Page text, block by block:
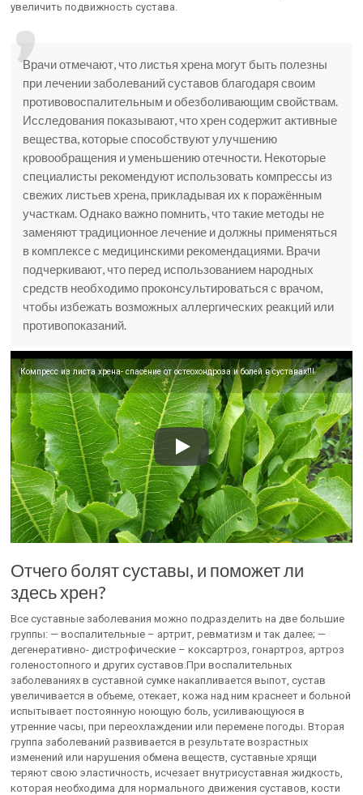
увеличить подвижность сустава.
Врачи отмечают, что листья хрена могут быть полезны
при лечении заболеваний суставов благодаря своим
противовоспалительным и обезболивающим свойствам.
Исследования показывают, что хрен содержит активные
вещества, которые способствуют улучшению
кровообращения и уменьшению отечности. Некоторые
специалисты рекомендуют использовать компрессы из
свежих листьев хрена, прикладывая их к поражённым
участкам. Однако важно помнить, что такие методы не
заменяют традиционное лечение и должны применяться
в комплексе с медицинскими рекомендациями. Врачи
подчеркивают, что перед использованием народных
средств необходимо проконсультироваться с врачом,
чтобы избежать возможных аллергических реакций или
противопоказаний.
Компресс из листа хрена- спасение от остеохондроза и болей в суставах!!!
Отчего болят суставы, и поможет ли
здесь хрен?
Все суставные заболевания можно подразделить на две большие
группы: — воспалительные – артрит, ревматизм и так далее; —
дегенеративно- дистрофические – коксартроз, гонартроз, артроз
голеностопного и других суставов.При воспалительных
заболеваниях в суставной сумке накапливается выпот, сустав
увеличивается в объеме, отекает, кожа над ним краснеет и больной
испытывает постоянную ноющую боль, усиливающуюся в
утренние часы, при переохлаждении или перемене погоды. Вторая
группа заболеваний развивается в результате возрастных
изменений или нарушения обмена веществ, суставные хрящи
теряют свою эластичность, исчезает внутрисуставная жидкость,
которая необходима для нормального движения суставов, кости